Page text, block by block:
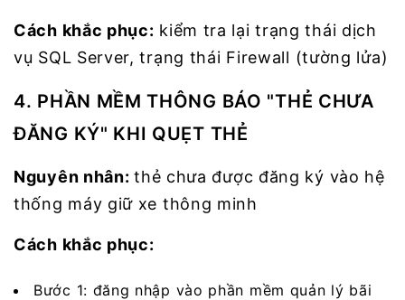
Cách khắc phục: kiểm tra lại trạng thái dịch
vụ SQL Server, trạng thái Firewall (tường lửa)
4. PHẦN MỀM THÔNG BÁO "THẺ CHƯA
ĐĂNG KÝ" KHI QUẸT THẺ
Nguyên nhân:thẻ chưa được đăng ký vào hệ
thống máy giữ xe thông minh
Cách khắc phục:
Bước 1: đăng nhập vào phần mềm quản lý bãi